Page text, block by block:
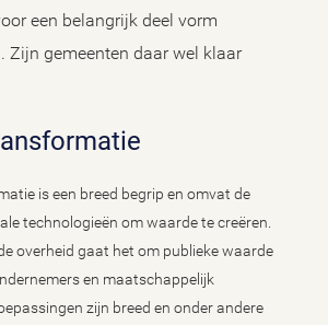
een belangrijk deel vorm
Zijn gemeenten daar wel klaar
is een breed begrip en omvat de
technologieën om waarde te creëren.
overheid gaat het om publieke waarde
en maatschappelijk
zijn breed en onder andere